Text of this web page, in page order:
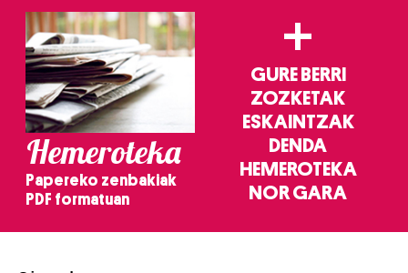
Hemeroteka
Papereko zenbakiak
PDF formatuan
+
GURE BERRI
ZOZKETAK
ESKAINTZAK
DENDA
HEMEROTEKA
NOR GARA